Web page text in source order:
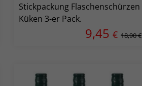
Stickpackung Flaschenschürzen
Küken 3-er Pack.
9,45 € 18,90 €